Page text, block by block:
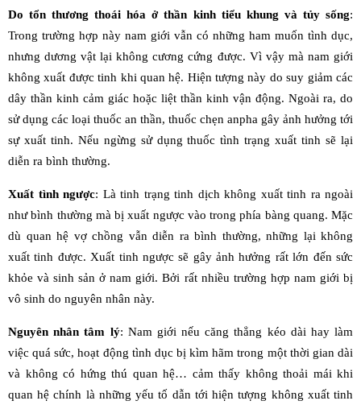
Do tổn thương thoái hóa ở thần kinh tiểu khung và tủy sống:
Trong trường hợp này nam giới vẫn có những ham muốn tình dục,
nhưng dương vật lại không cương cứng được. Vì vậy mà nam giới
không xuất được tinh khi quan hệ. Hiện tượng này do suy giảm các
dây thần kinh cảm giác hoặc liệt thần kinh vận động. Ngoài ra, do
sử dụng các loại thuốc an thần, thuốc chẹn anpha gây ảnh hưởng tới
sự xuất tinh. Nếu ngừng sử dụng thuốc tình trạng xuất tinh sẽ lại
diễn ra bình thường.
Xuất tình ngược: Là tinh trạng tinh dịch không xuất tinh ra ngoài
như bình thường mà bị xuất ngược vào trong phía bàng quang. Mặc
dù quan hệ vợ chồng vẫn diễn ra bình thường, những lại không
xuất tinh được. Xuất tinh ngược sẽ gây ảnh hưởng rất lớn đến sức
khỏe và sinh sản ở nam giới. Bởi rất nhiều trường hợp nam giới bị
vô sinh do nguyên nhân này.
Nguyên nhân tâm lý: Nam giới nếu căng thẳng kéo dài hay làm
việc quá sức, hoạt động tình dục bị kìm hãm trong một thời gian dài
và không có hứng thú quan hệ… cảm thấy không thoải mái khi
quan hệ chính là những yếu tố dẫn tới hiện tượng không xuất tinh